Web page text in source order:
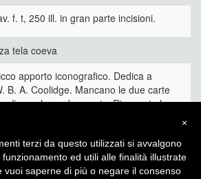
f. t, 250 ill. in gran parte incisioni.
tela coeva
apporto iconografico. Dedica a
B. A. Coolidge. Mancano le due carte
a fine volume due copie. Rinnovate le
×
terzi da questo utilizzati si avvalgono
ed utili alle finalità illustrate
vuoi saperne di più o negare il consenso